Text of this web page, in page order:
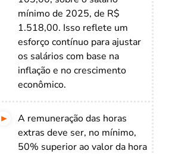
mínimo de 2025, de R$
1.518,00. Isso reflete um
esforço contínuo para ajustar
os salários com base na
inflação e no crescimento
econômico.
A remuneração das horas
extras deve ser, no mínimo,
50% superior ao valor da hora